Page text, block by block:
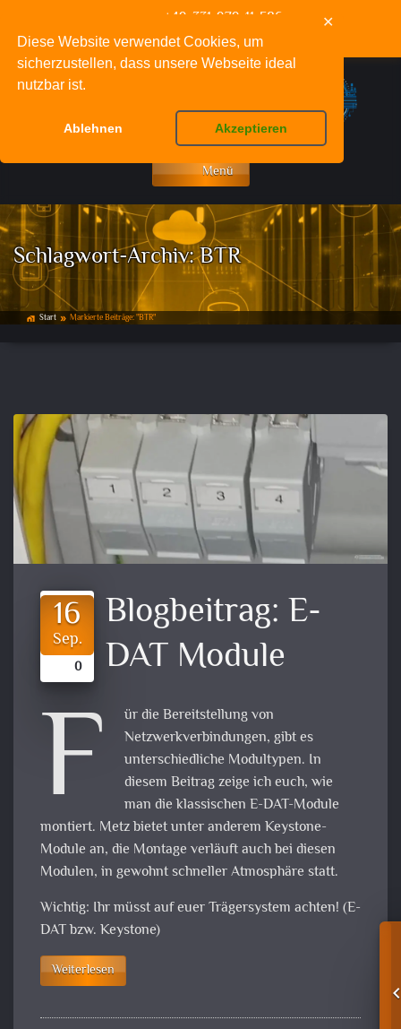
Diese Website verwendet Cookies, um
sicherzustellen, dass unsere Webseite ideal
nutzbar ist.
Ablehnen Akzeptieren
✕
+49-331-979-11-586
info@deinnetzwerkfachmann.de
Menü
Schlagwort-Archiv:BTR
home_work Start double_arrow Markierte Beiträge: "BTR"
16
Sep.
0
Blogbeitrag: E-
DAT Module
F
ür die Bereitstellung von
Netzwerkverbindungen, gibt es
unterschiedliche Modultypen. In
diesem Beitrag zeige ich euch, wie
man die klassischen E-DAT-Module
montiert. Metz bietet unter anderem Keystone-
Module an, die Montage verläuft auch bei diesen
Modulen, in gewohnt schneller Atmosphäre statt.
Wichtig: Ihr müsst auf euer Trägersystem achten! (E-
DAT bzw. Keystone)
Weiterlesen